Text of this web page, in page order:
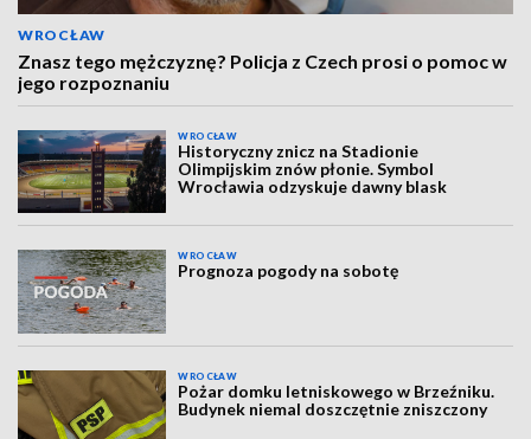
WROCŁAW
Znasz tego mężczyznę? Policja z Czech prosi o pomoc w
jego rozpoznaniu
WROCŁAW
Historyczny znicz na Stadionie
Olimpijskim znów płonie. Symbol
Wrocławia odzyskuje dawny blask
WROCŁAW
Prognoza pogody na sobotę
WROCŁAW
Pożar domku letniskowego w Brzeźniku.
Budynek niemal doszczętnie zniszczony